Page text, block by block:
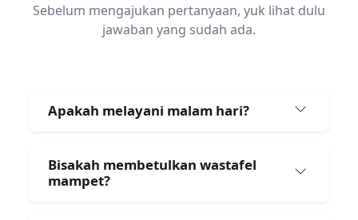
Sebelum mengajukan pertanyaan, yuk lihat dulu
jawaban yang sudah ada.
Apakah melayani malam hari?
Bisakah membetulkan wastafel
mampet?